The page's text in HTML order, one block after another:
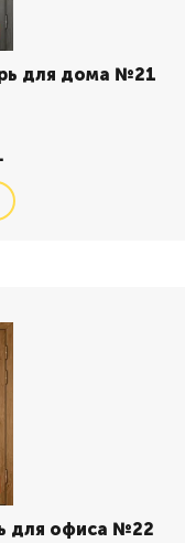
для дома №21
для офиса №22